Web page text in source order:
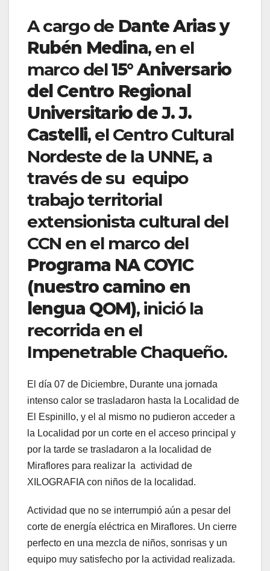
A cargo de Dante Arias y
Rubén Medina, en el
marco del15° Aniversario
del Centro Regional
Universitario de J. J.
Castelli, el Centro Cultural
Nordeste de la UNNE, a
través de su equipo
trabajo territorial
extensionista cultural del
CCN en el marco del
Programa NA COYIC
(nuestro camino en
lengua QOM), inició la
recorrida en el
Impenetrable Chaqueño.
El día 07 de Diciembre, Durante una jornada
intenso calor se trasladaron hasta la Localidad de
El Espinillo, y el al mismo no pudieron acceder a
la Localidad por un corte en el acceso principal y
por la tarde se trasladaron a la localidad de
Miraflores para realizar la actividad de
XILOGRAFIA con niños de la localidad.
Actividad que no se interrumpió aún a pesar del
corte de energía eléctrica en Miraflores. Un cierre
perfecto en una mezcla de niños, sonrisas y un
equipo muy satisfecho por la actividad realizada.